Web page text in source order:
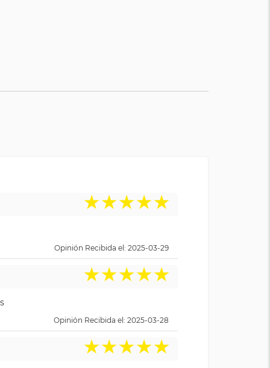
★★★★★
Opinión Recibida el: 2025-03-29
★★★★★
Opinión Recibida el: 2025-03-28
★★★★★